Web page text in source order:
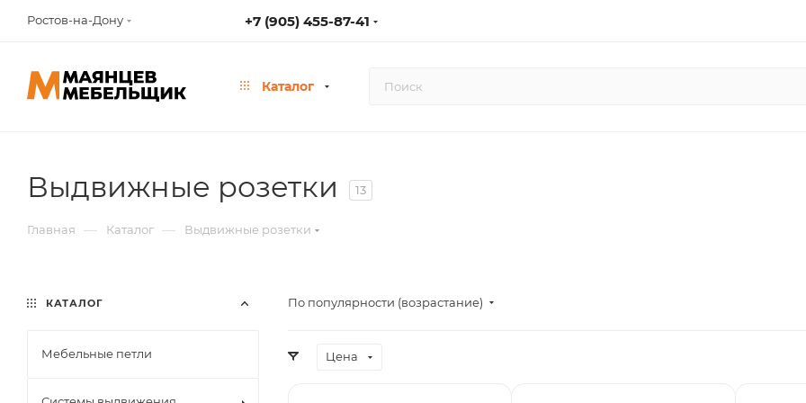
Ростов-на-Дону +7 (905) 455-87-41
Каталог
Выдвижные розетки 13
Главная — Каталог — Выдвижные розетки
По популярности (возрастание)
Цена
КАТАЛОГ
Мебельные петли